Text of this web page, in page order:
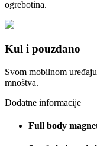
ogrebotina.
Kul i pouzdano
Svom mobilnom
mnoštva.
Dodatne informacije
Full body